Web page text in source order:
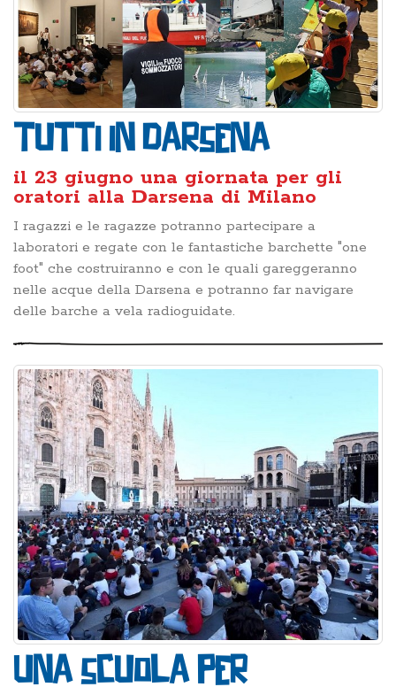
Tutti in Darsena
il 23 giugno una giornata per gli
oratori alla Darsena di Milano
I ragazzi e le ragazze potranno partecipare a
laboratori e regate con le fantastiche barchette "one
foot" che costruiranno e con le quali gareggeranno
nelle acque della Darsena e potranno far navigare
delle barche a vela radioguidate.
Una scuola per